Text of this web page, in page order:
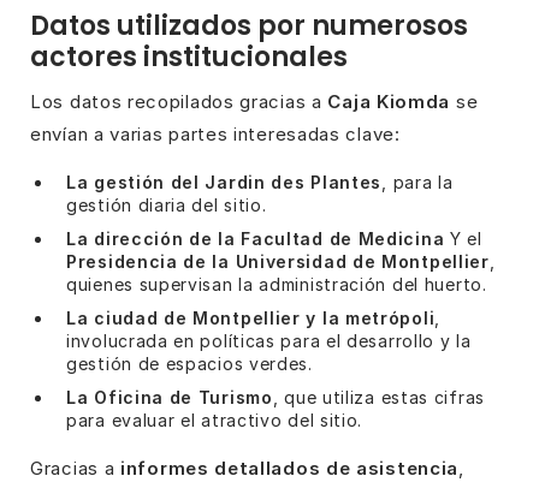
Datos utilizados por numerosos
actores institucionales
Los datos recopilados gracias a Caja Kiomda se
envían a varias partes interesadas clave:
La gestión del Jardin des Plantes
, para la
gestión diaria del sitio.
La dirección de la Facultad de Medicina Y el
Presidencia de la Universidad de Montpellier
quienes supervisan la administración del huerto.
La ciudad de Montpellier y la metrópoli
involucrada en políticas para el desarrollo y la
gestión de espacios verdes.
La Oficina de Turismo
, que utiliza estas cifras
para evaluar el atractivo del sitio.
Gracias a informes detallados de asistencia,